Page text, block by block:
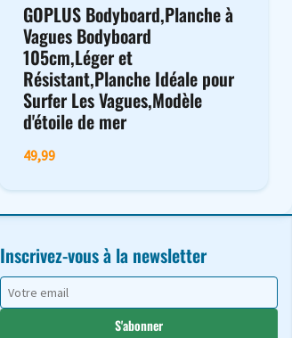
GOPLUS Bodyboard,Planche à
Vagues Bodyboard
105cm,Léger et
Résistant,Planche Idéale pour
Surfer Les Vagues,Modèle
d'étoile de mer
49,99
Inscrivez-vous à la newsletter
S'abonner